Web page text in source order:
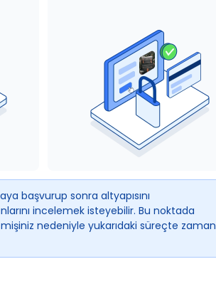
başvurup sonra altyapısını
incelemek isteyebilir. Bu noktada
nedeniyle yukarıdaki süreçte zaman